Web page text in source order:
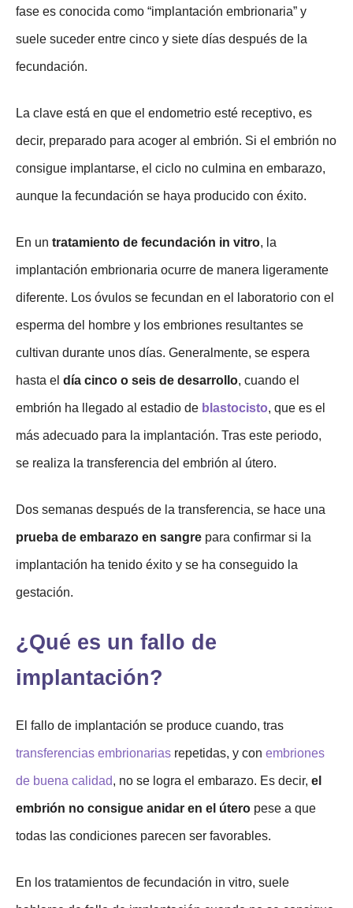
fase es conocida como “implantación embrionaria” y
suele suceder entre cinco y siete días después de la
fecundación.
La clave está en que el endometrio esté receptivo, es
decir, preparado para acoger al embrión. Si el embrión no
consigue implantarse, el ciclo no culmina en embarazo,
aunque la fecundación se haya producido con éxito.
En un tratamiento de fecundación in vitro, la
implantación embrionaria ocurre de manera ligeramente
diferente. Los óvulos se fecundan en el laboratorio con el
esperma del hombre y los embriones resultantes se
cultivan durante unos días. Generalmente, se espera
hasta el día cinco o seis de desarrollo, cuando el
embrión ha llegado al estadio de blastocisto, que es el
más adecuado para la implantación. Tras este periodo,
se realiza la transferencia del embrión al útero.
Dos semanas después de la transferencia, se hace una
prueba de embarazo en sangre para confirmar si la
implantación ha tenido éxito y se ha conseguido la
gestación.
¿Qué es un fallo de
implantación?
El fallo de implantación se produce cuando, tras
transferencias embrionarias repetidas, y con embriones
de buena calidad, no se logra el embarazo. Es decir, el
embrión no consigue anidar en el útero pese a que
todas las condiciones parecen ser favorables.
En los tratamientos de fecundación in vitro, suele